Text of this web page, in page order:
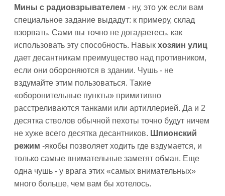
Мины с радиовзрывателем - ну, это уж если вам
специальное задание выдадут: к примеру, склад
взорвать. Сами вы точно не догадаетесь, как
использовать эту способность. Навык хозяин улиц
дает десантникам преимущество над противником,
если они обороняются в здании. Чушь - не
вздумайте этим пользоваться. Такие
«оборонительные пункты» примитивно
расстреливаются танками или артиллерией. Да и 2
десятка стволов обычной пехоты точно будут ничем
не хуже всего десятка десантников. Шпионский
режим -якобы позволяет ходить где вздумается, и
только самые внимательные заметят обман. Еще
одна чушь - у врага этих «самых внимательных»
много больше, чем вам бы хотелось.